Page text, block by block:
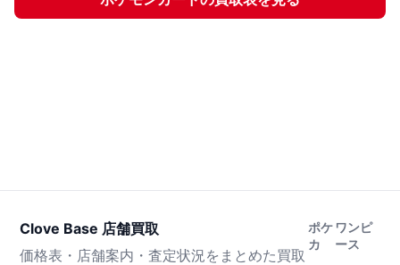
Clove Base 店舗買取
価格表・店舗案内・査定状況をまとめた買取
ポケ
カ
ワンピ
ース